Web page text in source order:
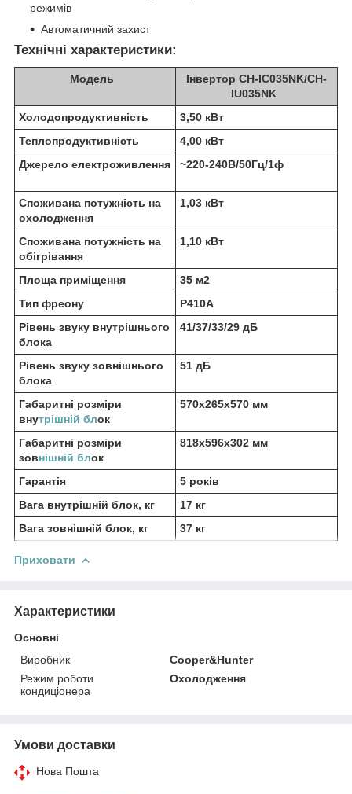
режимів
Автоматичний захист
Технічні характеристики:
Модель
Інвертор CH-IC035NK/CH-
IU035NK
Холодопродуктивність
3,50 кВт
Теплопродуктивність
4,00 кВт
Джерело електроживлення
~220-240В/50Гц/1ф
Споживана потужність на
охолодження
1,03 кВт
Споживана потужність на
обігрівання
1,10 кВт
Площа приміщення
35 м2
Тип фреону
Р410А
Рівень звуку внутрішнього
блока
41/37/33/29 дБ
Рівень звуку зовнішнього
блока
51 дБ
Габаритні розміри
внутрішній блок
570х265х570 мм
Габаритні розміри
зовнішній блок
818x596x302 мм
Гарантія
5 років
Вага внутрішній блок, кг
17 кг
Вага зовнішній блок, кг
37 кг
Приховати
Характеристики
Основні
Виробник
Cooper&Hunter
Режим роботи
кондиціонера
Охолодження
Умови доставки
Нова Пошта